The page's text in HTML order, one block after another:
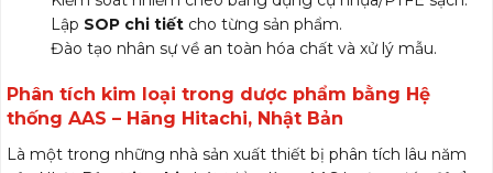
Lập SOP chi tiết cho từng sản phẩm.
Đào tạo nhân sự về an toàn hóa chất và xử lý mẫu.
Phân tích kim loại trong dược phẩm bằng Hệ
thống AAS – Hãng Hitachi, Nhật Bản
Là một trong những nhà sản xuất thiết bị phân tích lâu năm